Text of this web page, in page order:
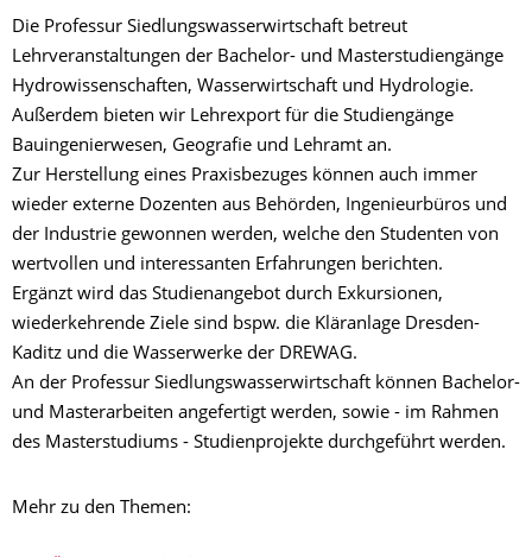
Die Professur Siedlungswasserwirtschaft betreut
Lehrveranstaltungen der Bachelor- und Masterstudiengänge
Hydrowissenschaften, Wasserwirtschaft und Hydrologie.
Außerdem bieten wir Lehrexport für die Studiengänge
Bauingenierwesen, Geografie und Lehramt an.
Zur Herstellung eines Praxisbezuges können auch immer
wieder externe Dozenten aus Behörden, Ingenieurbüros und
der Industrie gewonnen werden, welche den Studenten von
wertvollen und interessanten Erfahrungen berichten.
Ergänzt wird das Studienangebot durch Exkursionen,
wiederkehrende Ziele sind bspw. die Kläranlage Dresden-
Kaditz und die Wasserwerke der DREWAG.
An der Professur Siedlungswasserwirtschaft können Bachelor-
und Masterarbeiten angefertigt werden, sowie - im Rahmen
des Masterstudiums - Studienprojekte durchgeführt werden.
Mehr zu den Themen: